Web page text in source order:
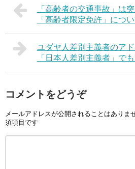
「高齢者の交通事故」は
「高齢者限定免許」につ
ユダヤ人差別主義者のア
「日本人差別主義者」でも
コメントをどうぞ
メールアドレスが公開されることはありませ
須項目です